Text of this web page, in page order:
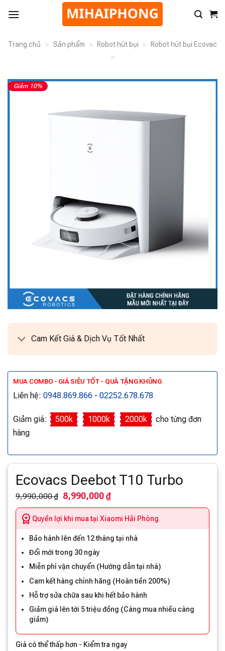
Trang chủ » Sản phẩm » Robot hút bụi »
Robot hút bụi Ecovac
»
Giảm 10%
Cam Kết Giá & Dịch Vụ Tốt Nhất
MUA COMBO - GIÁ SIÊU TỐT - QUÀ TẶNG KHỦNG
Liên hệ: 0948.869.866 - 02252.678.678
Giảm giá: 500k 1000k 2000k
cho từng đơn
hàng
Ecovacs Deebot T10 Turbo
9,990,000 ₫ 8,990,000 ₫
Quyền lợi khi mua tại Xiaomi Hải Phòng
Bảo hành lên đến 12 tháng tại nhà
Đổi mới trong 30 ngày
Miễn phí vận chuyển (Hướng dẫn tại nhà)
Cam kết hàng chính hãng (Hoàn tiền 200%)
Hỗ trợ sửa chữa sau khi hết bảo hành
Giảm giá lên tới 5 triệu đồng (Càng mua nhiều càng
giảm)
Giá có thể thấp hơn - Kiểm tra ngay